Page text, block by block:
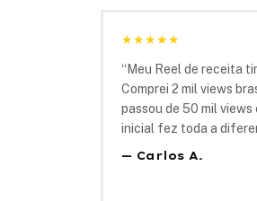
★★★★★
“ Meu Reel de receita
Comprei 2 mil views
passou de 50 mil views
inicial fez toda a
— Carlos A.